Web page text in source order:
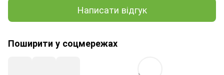
Написати відгук
Поширити у соцмережах